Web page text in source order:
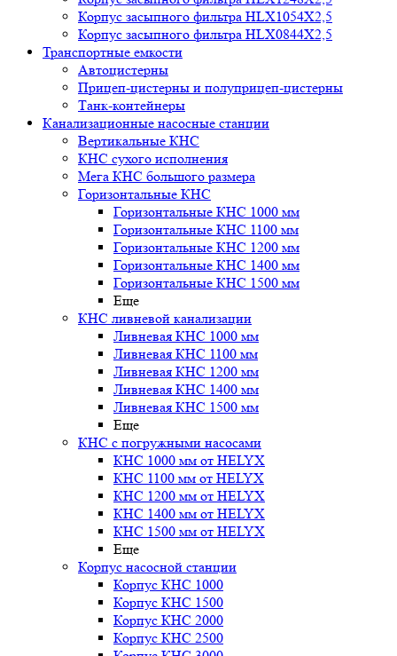
Корпус засыпного фильтра HLX1054X2,5
Корпус засыпного фильтра HLX0844X2,5
Транспортные емкости
Автоцистерны
Прицеп-цистерны и полуприцеп-цистерны
Танк-контейнеры
Канализационные насосные станции
Вертикальные КНС
КНС сухого исполнения
Мега КНС большого размера
Горизонтальные КНС
Горизонтальные КНС 1000 мм
Горизонтальные КНС 1100 мм
Горизонтальные КНС 1200 мм
Горизонтальные КНС 1400 мм
Горизонтальные КНС 1500 мм
Еще
КНС ливневой канализации
Ливневая КНС 1000 мм
Ливневая КНС 1100 мм
Ливневая КНС 1200 мм
Ливневая КНС 1400 мм
Ливневая КНС 1500 мм
Еще
КНС с погружными насосами
КНС 1000 мм от HELYX
КНС 1100 мм от HELYX
КНС 1200 мм от HELYX
КНС 1400 мм от HELYX
КНС 1500 мм от HELYX
Еще
Корпус насосной станции
Корпус КНС 1000
Корпус КНС 1500
Корпус КНС 2000
Корпус КНС 2500